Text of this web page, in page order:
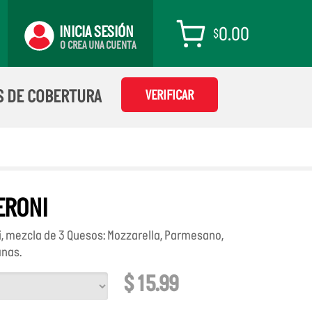
INICIA SESIÓN
O CREA UNA CUENTA
TU
CARRITO
$0.00
DE COBERTURA VERIFICAR
EXTRAS
de 3 Quesos: Mozzarella, Parmesano,
$ 15.99